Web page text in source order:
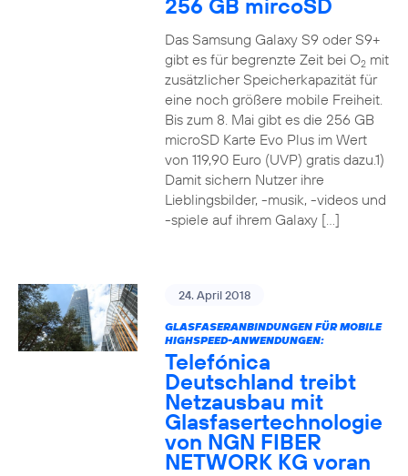
256 GB mircoSD
Das Samsung Galaxy S9 oder S9+
gibt es für begrenzte Zeit bei O2mit
zusätzlicher Speicherkapazität für
eine noch größere mobile Freiheit.
Bis zum 8. Mai gibt es die 256 GB
microSD Karte Evo Plus im Wert
von 119,90 Euro (UVP) gratis dazu.1)
Damit sichern Nutzer ihre
Lieblingsbilder, -musik, -videos und
-spiele auf ihrem Galaxy […]
24. April 2018
GLASFASERANBINDUNGEN FÜR MOBILE
HIGHSPEED-ANWENDUNGEN:
Telefónica
Deutschland treibt
Netzausbau mit
Glasfasertechnologie
von NGN FIBER
NETWORK KG voran